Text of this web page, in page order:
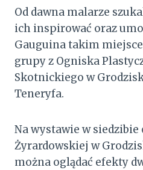
Od dawna malarze
ich inspirować oraz
Gauguina takim
grupy z Ogniska
Skotnickiego w
Teneryfa.
Na wystawie w siedzibie
Żyrardowskiej w
można oglądać efekty